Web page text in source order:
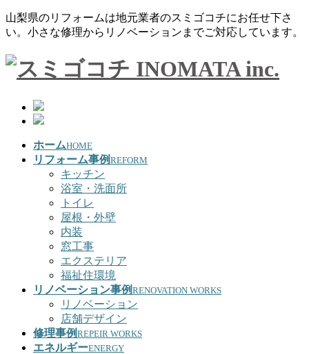
山梨県のリフォームは地元業者のスミゴコチにお任せ下さ
い。小さな修理からリノベーションまでご対応しています。
ホームHOME
リフォーム事例 REFORM
キッチン
浴室・洗面所
トイレ
屋根・外壁
内装
窓工事
エクステリア
福祉住環境
リノベーション事例 RENOVATION WORKS
リノベーション
店舗デザイン
修理事例 REPEIR WORKS
エネルギーENERGY